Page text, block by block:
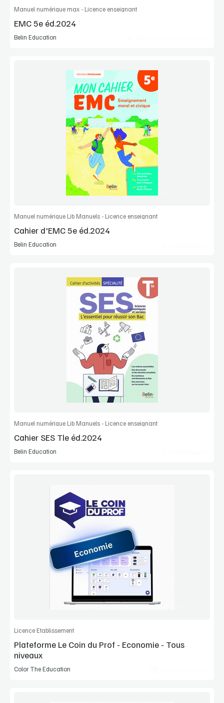
Manuel numérique max - Licence enseignant
EMC 5e éd.2024
Belin Education
Voir la démo
Extrait
Commander l'article
Manuel numérique Lib Manuels - Licence enseignant
Cahier d'EMC 5e éd.2024
Belin Education
Voir la démo
Extrait
Commander l'article
Manuel numérique Lib Manuels - Licence enseignant
Cahier SES Tle éd.2024
Belin Education
Voir la démo
Extrait
Commander l'article
Licence Etablissement
Plateforme Le Coin du Prof - Economie - Tous
niveaux
Color The Education